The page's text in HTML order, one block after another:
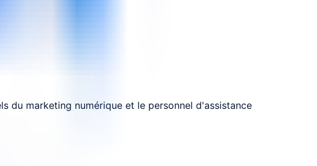
du marketing numérique et le personnel d'assistance